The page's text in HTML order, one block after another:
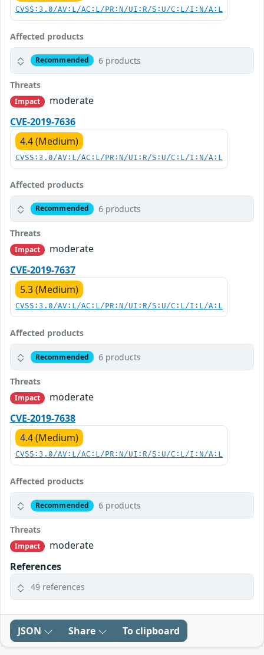
CVSS:3.0/AV:L/AC:L/PR:N/UI:R/S:U/C:L/I:N/A:L
Affected products
Recommended 6 products
Threats
Impact
moderate
CVE-2019-7636
4.4 (Medium)
CVSS:3.0/AV:L/AC:L/PR:N/UI:R/S:U/C:L/I:N/A:L
Affected products
Recommended 6 products
Threats
Impact
moderate
CVE-2019-7637
5.3 (Medium)
CVSS:3.0/AV:L/AC:L/PR:N/UI:R/S:U/C:L/I:L/A:L
Affected products
Recommended 6 products
Threats
Impact
moderate
CVE-2019-7638
4.4 (Medium)
CVSS:3.0/AV:L/AC:L/PR:N/UI:R/S:U/C:L/I:N/A:L
Affected products
Recommended 6 products
Threats
Impact
moderate
References
49 references
JSON Share To clipboard